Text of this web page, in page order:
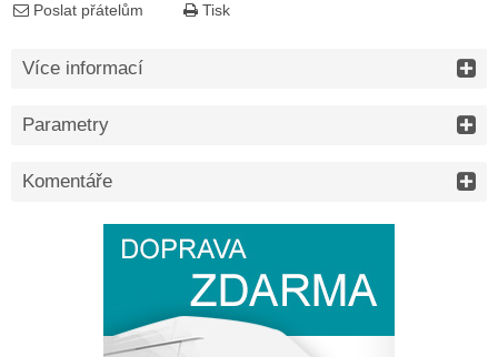
Poslat přátelům Tisk
Více informací
Parametry
Komentáře